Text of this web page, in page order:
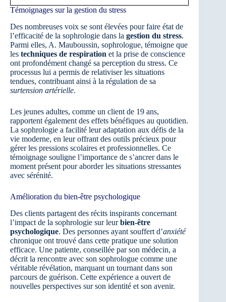
Témoignages sur la gestion du stress
Des nombreuses voix se sont élevées pour faire état de
l’efficacité de la sophrologie dans la gestion du stress.
Parmi elles, A. Mauboussin, sophrologue, témoigne que
les techniques de respiration et la prise de conscience
ont profondément changé sa perception du stress. Ce
processus lui a permis de relativiser les situations
tendues, contribuant ainsi à la régulation de sa
surtension artérielle.
Les jeunes adultes, comme un client de 19 ans,
rapportent également des effets bénéfiques au quotidien.
La sophrologie a facilité leur adaptation aux défis de la
vie moderne, en leur offrant des outils précieux pour
gérer les pressions scolaires et professionnelles. Ce
témoignage souligne l’importance de s’ancrer dans le
moment présent pour aborder les situations stressantes
avec sérénité.
Amélioration du bien-être psychologique
Des clients partagent des récits inspirants concernant
l’impact de la sophrologie sur leurbien-être
psychologique. Des personnes ayant souffert d’anxiété
chronique ont trouvé dans cette pratique une solution
efficace. Une patiente, conseillée par son médecin, a
décrit la rencontre avec son sophrologue comme une
véritable révélation, marquant un tournant dans son
parcours de guérison. Cette expérience a ouvert de
nouvelles perspectives sur son identité et son avenir.